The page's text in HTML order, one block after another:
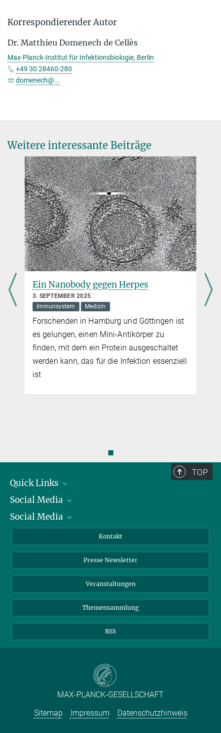
Korrespondierender Autor
Dr. Matthieu Domenech de Cellès
Max-Planck-Institut für Infektionsbiologie, Berlin
+49 30 28460-280
domenech@...
Weitere interessante Beiträge
Ein Nanobody gegen Herpes
3. SEPTEMBER 2025
Immunsystem
Medizin
Forschenden in Hamburg und Göttingen ist
es gelungen, einen Mini-Antikörper zu
finden, mit dem ein Protein ausgeschaltet
werden kann, das für die Infektion essenziell
ist
◼
TOP
Quick Links
Präsident
Zahlen und Fakten
Social Media
Bluesky
TikTok
Social Media
Instagram
YouTube
Kontakt
Presse Newsletter
Veranstaltungen
Themensammlung
RSS
MAX-PLANCK-GESELLSCHAFT
Sitemap
Impressum Datenschutzhinweis